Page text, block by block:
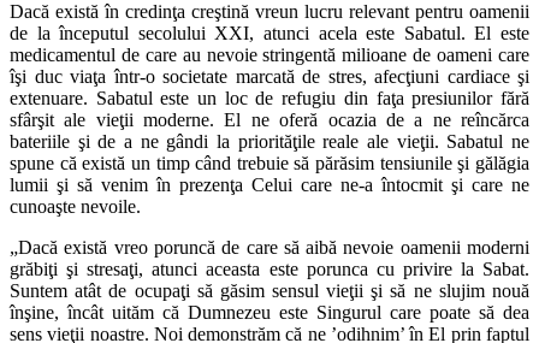
Dacă există în credinţa creştină vreun lucru relevant pentru oamenii
de la începutul secolului XXI, atunci acela este Sabatul. El este
medicamentul de care au nevoie stringentă milioane de oameni care
îşi duc viaţa într-o societate marcată de stres, afecţiuni cardiace şi
extenuare. Sabatul este un loc de refugiu din faţa presiunilor fără
sfârşit ale vieţii moderne. El ne oferă ocazia de a ne reîncărca
bateriile şi de a ne gândi la priorităţile reale ale vieţii. Sabatul ne
spune că există un timp când trebuie să părăsim tensiunile şi gălăgia
lumii şi să venim în prezenţa Celui care ne-a întocmit şi care ne
cunoaşte nevoile.
„Dacă există vreo poruncă de care să aibă nevoie oamenii moderni
grăbiţi şi stresaţi, atunci aceasta este porunca cu privire la Sabat.
Suntem atât de ocupaţi să găsim sensul vieţii şi să ne slujim nouă
înşine, încât uităm că Dumnezeu este Singurul care poate să dea
sens vieţii noastre. Noi demonstrăm că ne ’odihnim’ în El prin faptul